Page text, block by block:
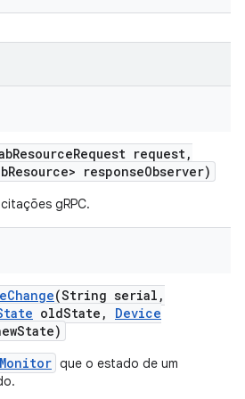
ResourceRequest request,
Resource> responseObserver)
gRPC.
Change(String serial ,
oldState ,
Device
State)
que o estado de um